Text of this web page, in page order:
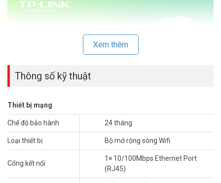
Tăng Cường Vùng Phủ Wi-Fi Của Bạn Đến
Những “Điểm Chết” Trong Nhà Bạn
Đặt RE200 giữa Router Wi-Fi và các thiết bị dùng Wi-Fi, mở rộng
vùng phủ sóng Wi-Fi và loại bỏ vùng Wi-Fi không thể tới được. Tận
hưởng mạng Wi-Fi liền mạch trong nhà hoặc văn phòng của bạn.
Xem thêm
Thông số kỹ thuật
Thiết bị mạng
Chế độ bảo hành 24 tháng
Loại thiết bị Bộ mở rộng sóng Wifi
Cổng kết nối
1× 10/100Mbps Ethernet Port
(RJ45)